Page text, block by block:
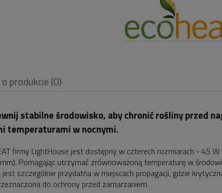
produkcie (0)
stabilne środowisko, aby chronić rośliny przed
temperaturami w nocnymi.
firmy LightHouse jest dostępny w czterech rozmiarach - 45
Pomagając utrzymać zrównoważoną temperaturę w
jest szczególnie przydatna w miejscach propagacji, gdzie
do ochrony przed zamarzaniem.